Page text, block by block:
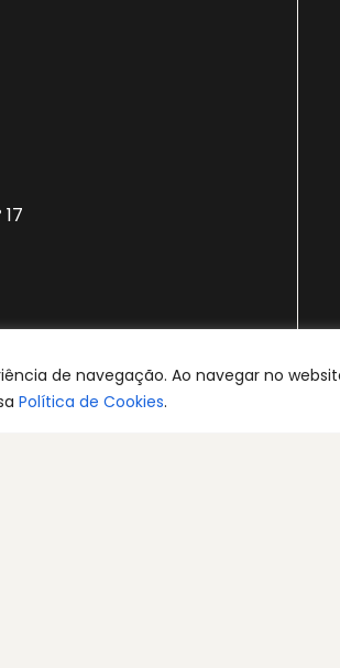
de navegação. Ao navegar no
Política de Cookies.